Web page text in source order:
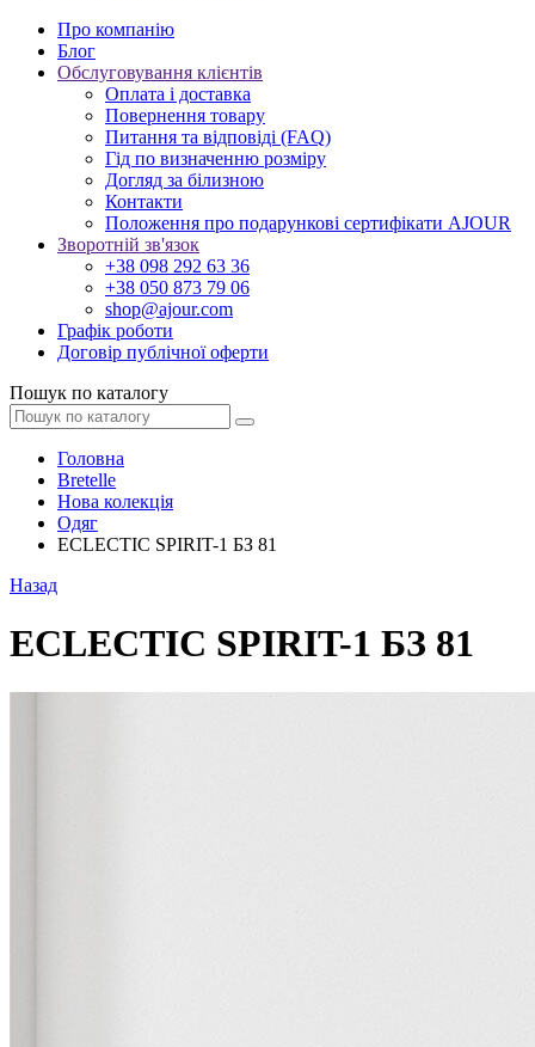
Про компанію
Блог
Обслуговування клієнтів
Оплата і доставка
Повернення товару
Питання та відповіді (FAQ)
Гід по визначенню розміру
Догляд за білизною
Контакти
Положення про подарункові сертифікати AJOUR
Зворотній зв'язок
+38 098 292 63 36
+38 050 873 79 06
shop@ajour.com
Графік роботи
Договір публічної оферти
Пошук по каталогу
Головна
Bretelle
Нова колекція
Одяг
ECLECTIC SPIRIT-1 БЗ 81
Назад
ECLECTIC SPIRIT-1 БЗ 81